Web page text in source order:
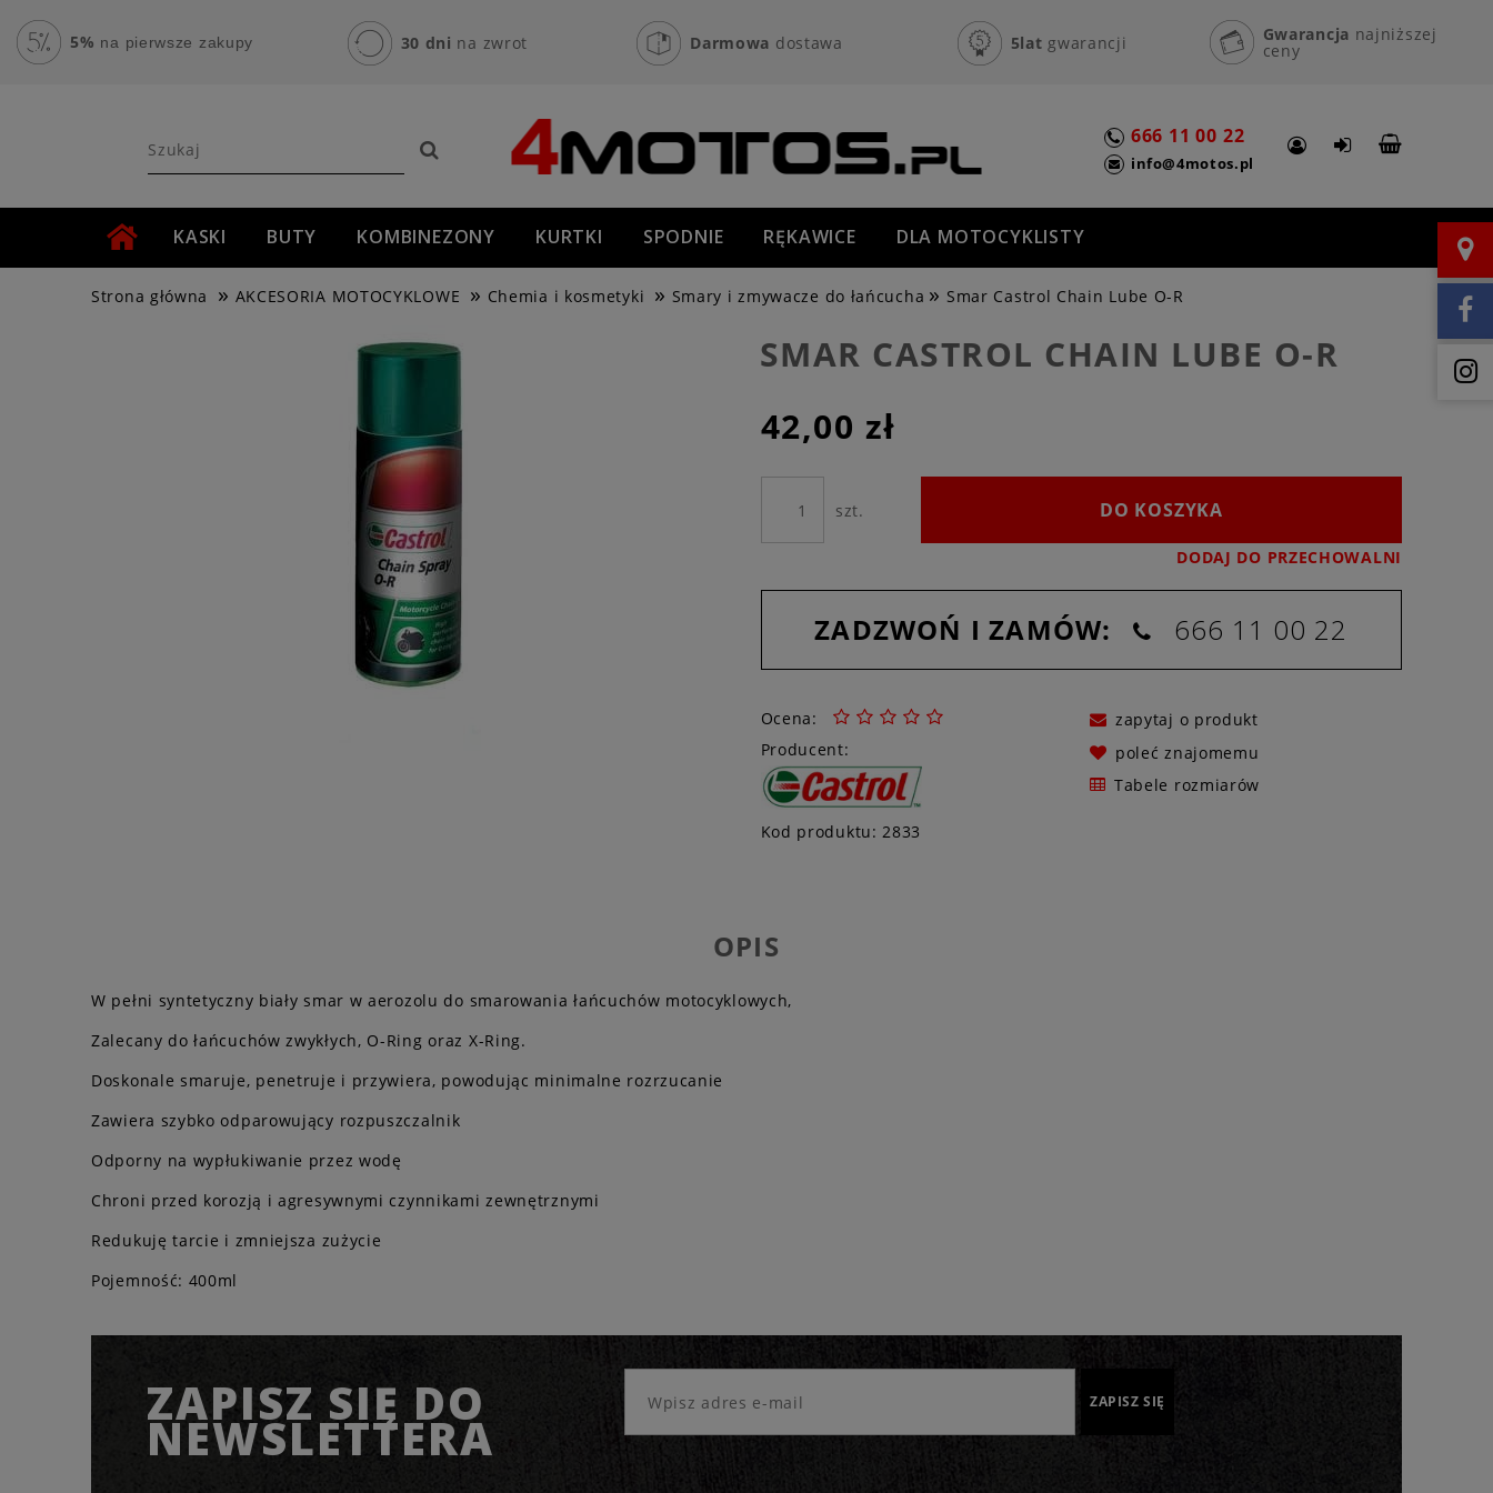
5% na pierwsze zakupy 30 dni na zwrot Darmowa dostawa 5lat gwarancji Gwarancja najniższej
ceny
666 11 00 22
info@4motos.pl
KASKI BUTY KOMBINEZONY KURTKI SPODNIE RĘKAWICE DLA MOTOCYKLISTY
AKCESORIA MOTOCYKLOWE ROWER OFF-ROAD NOWOŚCI PROMOCJE
Strona główna » AKCESORIA MOTOCYKLOWE » Chemia i kosmetyki » Smary i zmywacze do łańcucha » Smar Castrol Chain Lube O-R
SMAR CASTROL CHAIN LUBE O-R
42,00 zł
szt. DO KOSZYKA
DODAJ DO PRZECHOWALNI
ZADZWOŃ I ZAMÓW: 666 11 00 22
Ocena:
Producent:
zapytaj o produkt
poleć znajomemu
Tabele rozmiarów
Kod produktu: 2833
OPIS
W pełni syntetyczny biały smar w aerozolu do smarowania łańcuchów motocyklowych,
Zalecany do łańcuchów zwykłych, O-Ring oraz X-Ring.
Doskonale smaruje, penetruje i przywiera, powodując minimalne rozrzucanie
Zawiera szybko odparowujący rozpuszczalnik
Odporny na wypłukiwanie przez wodę
Chroni przed korozją i agresywnymi czynnikami zewnętrznymi
Redukuję tarcie i zmniejsza zużycie
Pojemność: 400ml
ZAPISZ SIĘ DO
NEWSLETTERA
ZAPISZ SIĘ